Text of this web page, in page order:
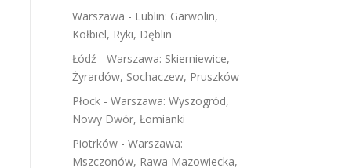
Warszawa - Lublin: Garwolin,
Kołbiel, Ryki, Dęblin
Łódź - Warszawa: Skierniewice,
Żyrardów, Sochaczew, Pruszków
Płock - Warszawa: Wyszogród,
Nowy Dwór, Łomianki
Piotrków - Warszawa:
Mszczonów, Rawa Mazowiecka,